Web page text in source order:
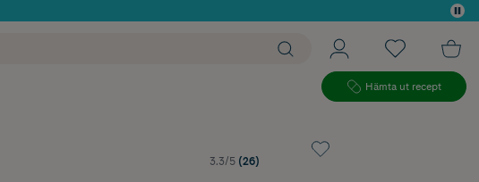
Hämta ut recept
3.3/5 (26)